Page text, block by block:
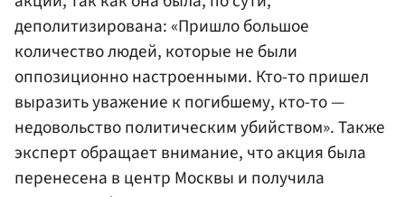
деполитизирована: «Пришло большое
количество людей, которые не были
оппозиционно настроенными. Кто-то пришел
выразить уважение к погибшему, кто-то —
недовольство политическим убийством». Также
эксперт обращает внимание, что акция была
перенесена в центр Москвы и получила